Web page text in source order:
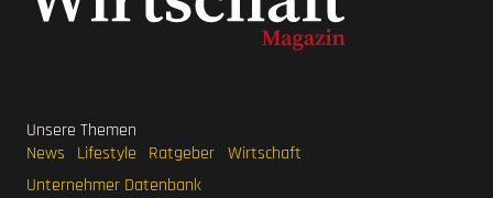
Unsere Themen
News
Lifestyle Ratgeber Wirtschaft
Unternehmer Datenbank